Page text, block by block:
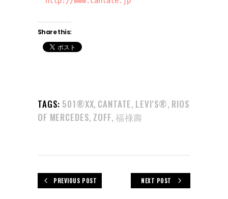
Share this:
TAGS: 501®XX, CANTATE, LEVI'S®︎, RIOS
OF MERCEDES, ZOFF, 福祿壽
PREVIOUS POST NEXT POST